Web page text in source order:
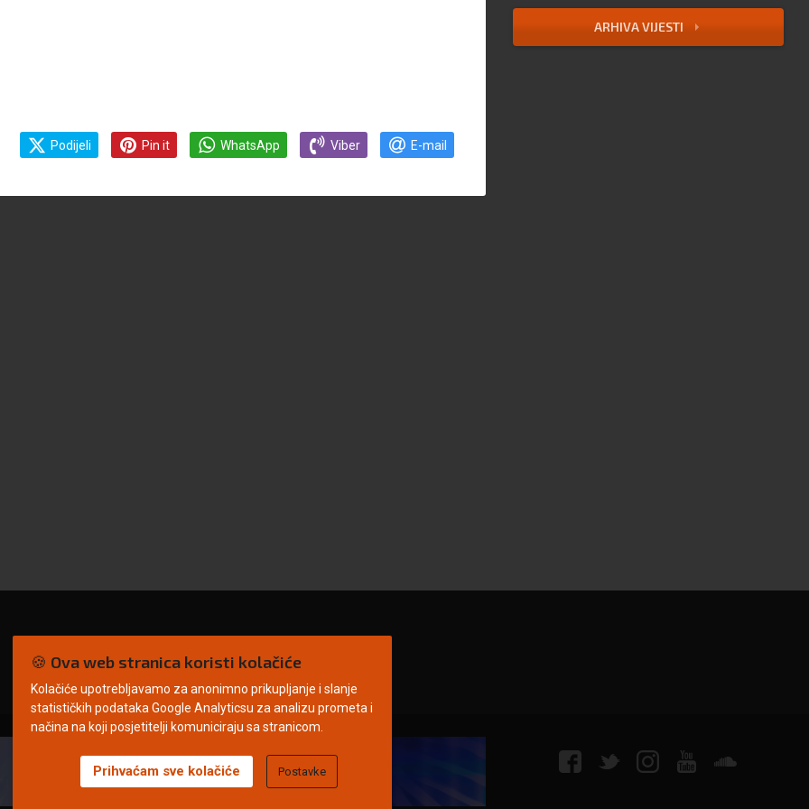
Podijeli Pin it WhatsApp Viber E-mail
ARHIVA VIJESTI
🍪 Ova web stranica koristi kolačiće
Kolačiće upotrebljavamo za anonimno prikupljanje i slanje
statističkih podataka Google Analyticsu za analizu prometa i
načina na koji posjetitelji komuniciraju sa stranicom.
Prihvaćam sve kolačiće Postavke